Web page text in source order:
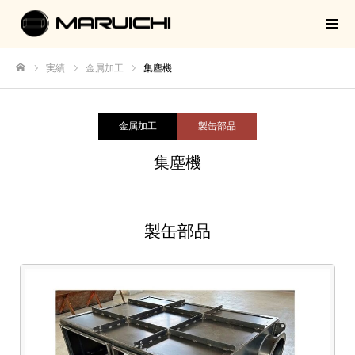
実績 金属加工 集塵機
金属加工 製缶部品
集塵機
製缶部品